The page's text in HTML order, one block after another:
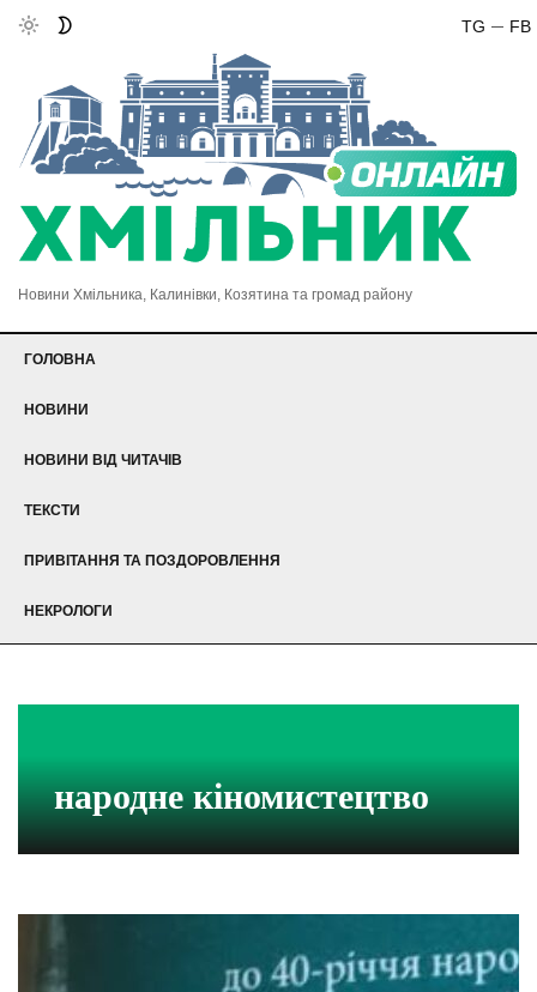
FB
TG
Новини Хмільника, Калинівки, Козятина та громад району
ГОЛОВНА
НОВИНИ
НОВИНИ ВІД ЧИТАЧІВ
ТЕКСТИ
ПРИВІТАННЯ ТА ПОЗДОРОВЛЕННЯ
НЕКРОЛОГИ
народне кіномистецтво